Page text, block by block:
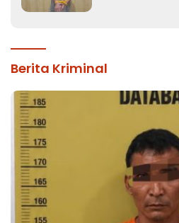
Berita Kriminal